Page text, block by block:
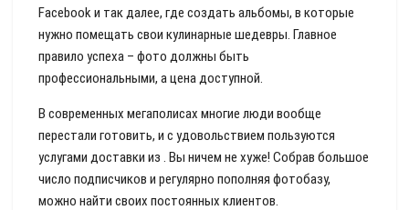
Facebook и так далее, где создать альбомы, в которые
нужно помещать свои кулинарные шедевры. Главное
правило успеха – фото должны быть
профессиональными, а цена доступной.
В современных мегаполисах многие люди вообще
перестали готовить, и с удовольствием пользуются
услугами доставки из . Вы ничем не хуже! Собрав большое
число подписчиков и регулярно пополняя фотобазу,
можно найти своих постоянных клиентов.